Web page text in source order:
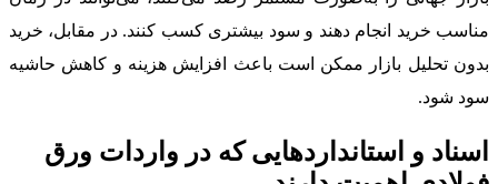
مناسب خرید انجام دهند و سود بیشتری کسب کنند. در مقابل، خرید
بدون تحلیل بازار ممکن است باعث افزایش هزینه و کاهش حاشیه
سود شود.
اسناد و استانداردهایی که در واردات ورق